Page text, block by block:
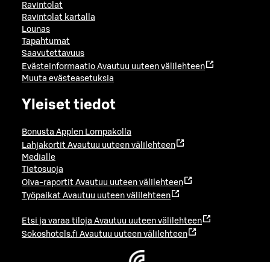
Ravintolat
Ravintolat kartalla
Lounas
Tapahtumat
Saavutettavuus
Evästeinformaatio Avautuu uuteen välilehteen
Muuta evästeasetuksia
Yleiset tiedot
Bonusta Applen Lompakolla
Lahjakortit Avautuu uuteen välilehteen
Medialle
Tietosuoja
Oiva-raportit Avautuu uuteen välilehteen
Työpaikat Avautuu uuteen välilehteen
Etsi ja varaa tiloja Avautuu uuteen välilehteen
Sokoshotels.fi Avautuu uuteen välilehteen